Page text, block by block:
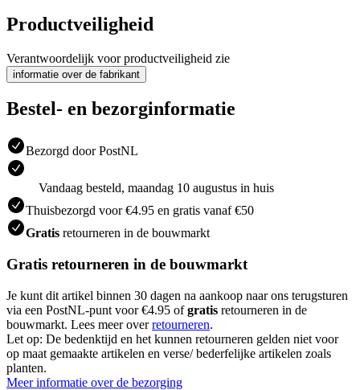
Productveiligheid
Verantwoordelijk voor productveiligheid zie
informatie over de fabrikant
Bestel- en bezorginformatie
Bezorgd door PostNL
Vandaag besteld, maandag 10 augustus in huis
Thuisbezorgd voor €4.95 en gratis vanaf €50
Gratis retourneren in de bouwmarkt
Gratis retourneren in de bouwmarkt
Je kunt dit artikel binnen 30 dagen na aankoop naar ons terugsturen
via een PostNL-punt voor €4.95 ofgratis retourneren in de
bouwmarkt. Lees meer overretourneren.
Let op: De bedenktijd en het kunnen retourneren gelden niet voor
op maat gemaakte artikelen en verse/ bederfelijke artikelen zoals
planten.
Meer informatie over de bezorging